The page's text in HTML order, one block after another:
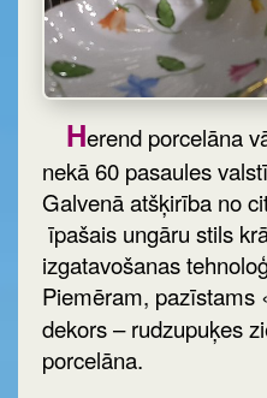
Herend porcelāna
nekā 60 pasaules
Galvenā atšķirība no
īpašais ungāru stils
izgatavošanas
Piemēram, pazīstams
dekors – rudzupuķes
porcelāna.